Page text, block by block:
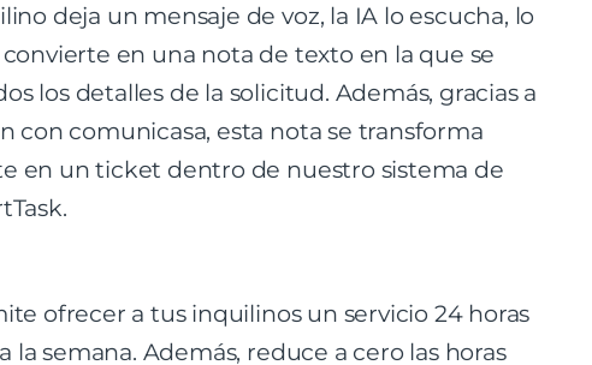
deja un mensaje de voz, la IA lo escucha, lo
convierte en una nota de texto en la que se
los detalles de la solicitud. Además, gracias a
con comunicasa, esta nota se transforma
en un ticket dentro de nuestro sistema de
ofrecer a tus inquilinos un servicio 24 horas
la semana. Además, reduce a cero las horas